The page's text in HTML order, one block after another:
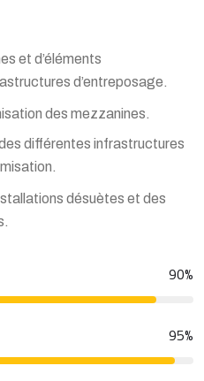
et d’éléments
d’entreposage.
des mezzanines.
des différentes infrastructures
désuètes et des
90%
95%